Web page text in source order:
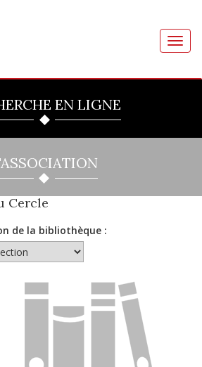
EN LIGNE
Cercle
de la bibliothèque :